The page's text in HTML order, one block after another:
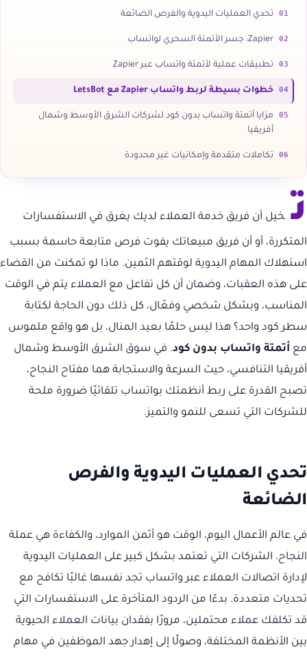
01 تحدي العمليات اليدوية والفرص الضائعة
02 Zapier: جسر الأتمتة السحري لواتساب
03 تطبيقات عملية لأتمتة واتساب عبر Zapier
04 خطوات بسيطة لربط واتساب Zapier مع LetsBot
05
مزايا أتمتة واتساب بدون كود لشركات الشرق الأوسط وشمال
أفريقيا
06 تكاملات متقدمة وإمكانيات غير محدودة
ت خيل أن فريق خدمة العملاء لديك يغرق في الاستفسارات
المتكررة، أو أن فريق مبيعاتك يفوت فرص متابعة حاسمة بسبب
استهلاك المهام اليدوية لوقتهم الثمين. ماذا لو تمكنت من القضاء
على هذه العقبات، وضمان أن كل تفاعل مع العملاء يتم في الوقت
المناسب، وبشكل شخصي وفعّال، كل ذلك دون الحاجة لكتابة
سطر كود واحد؟ هذا ليس حلمًا بعيد المنال، بل هو واقع ملموس
مع أتمتة واتساب بدون كود. في سوق الشرق الأوسط وشمال
أفريقيا التنافسي، حيث السرعة والاستجابة هما مفتاح النجاح،
تصبح القدرة على ربط أنظمتك بواتساب تلقائيًا ضرورة ملحة
للشركات التي تسعى للنمو والتميز.
تحدي العمليات اليدوية والفرص
الضائعة
في عالم الأعمال اليوم، الوقت هو أثمن الموارد، والكفاءة هي عملة
النجاح. الشركات التي تعتمد بشكل كبير على العمليات اليدوية
لإدارة اتصالات العملاء عبر واتساب تجد نفسها غالبًا تكافح مع
تحديات متعددة. بدءًا من الردود المتأخرة على الاستفسارات التي
قد تكلفك عملاء محتملين، مرورًا بفقدان بيانات العملاء الحيوية
بين الأنظمة المختلفة، وصولًا إلى إهدار جهد الموظفين في مهام